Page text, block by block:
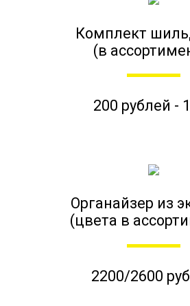
Комплект
(в
200 рублей -
Органайзер из
(цвета в
2200/2600